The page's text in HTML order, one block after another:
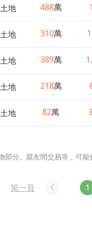
土地 488萬 1
土地 310萬
土地 389萬
土地 218萬
土地 82萬
分、親友間交易等，可能
第一頁 1